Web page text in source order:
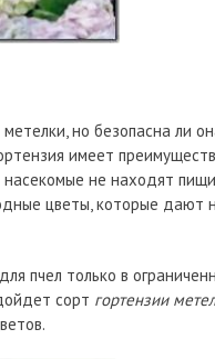
но безопасна ли
имеет
не находят
цветы, которые дают
пчел только в
сорт гортензии